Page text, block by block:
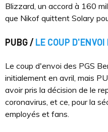
Blizzard, un accord à 160
que Nikof quittent Solary
PUBG / LE COUP
Le coup d'envoi des PGS
initialement en avril, mais
avoir pris la décision de le
coronavirus, et ce, pour la
employés et fans.